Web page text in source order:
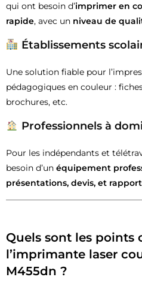
qui ont besoin d’imprimer en
rapide, avec un niveau de
Établissements
Une solution fiable pour
pédagogiques en couleur :
brochures, etc.
Professionnels à
Pour les indépendants et
besoin d’un équipement
présentations, devis, et
Quels sont les points
l’imprimante laser
M455dn ?